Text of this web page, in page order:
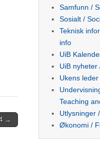
→
Samfunn /
Sosialt /
Teknisk
info
UiB
UiB nyheter
Ukens
Teaching
Utlysninger
Økonomi /